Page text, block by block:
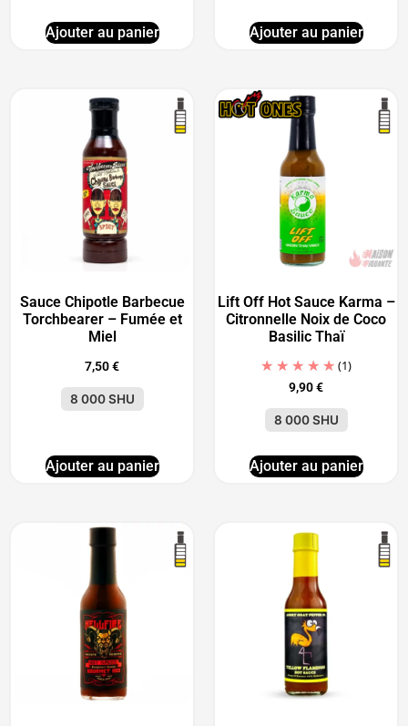
Ajouter au panier Ajouter au panier
Sauce Chipotle Barbecue
Torchbearer – Fumée et
Miel
7,50€
8 000 SHU
Ajouter au panier
Lift Off Hot Sauce Karma –
Citronnelle Noix de Coco
Basilic Thaï
(1)
9,90€
8 000 SHU
Ajouter au panier